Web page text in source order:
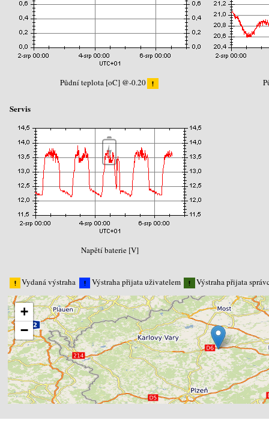
Půdní teplota [oC] @-0.20
Servis
Napětí baterie [V]
Vydaná výstraha Výstraha přijata uživatelem Výstraha přijata
+
−